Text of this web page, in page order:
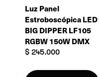
Luz Panel
Estroboscópica LED
BIG DIPPER LF105
RGBW 150W DMX
$ 245.000